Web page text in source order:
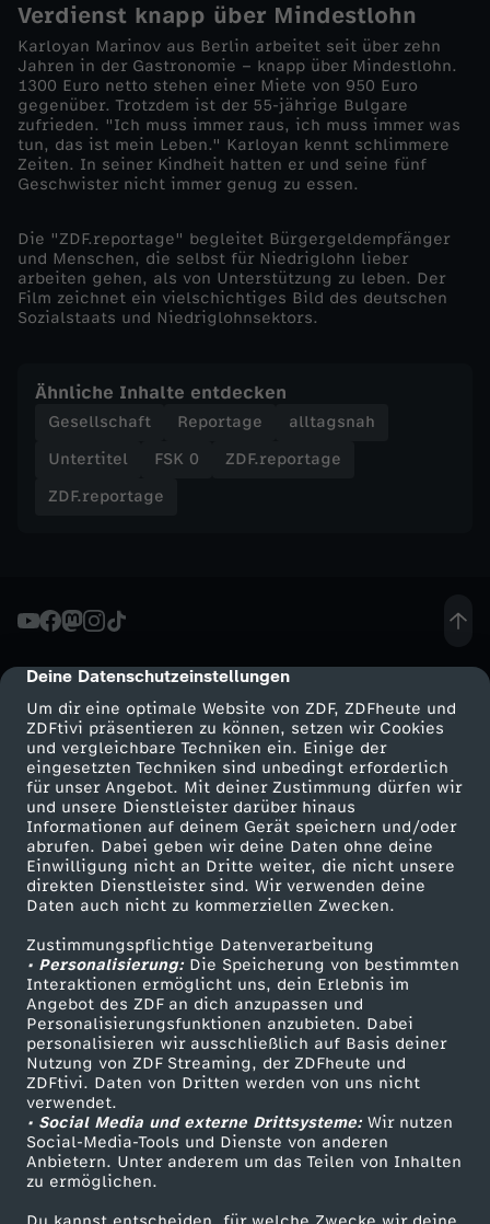
cmp-dialog-description
Deine Datenschutzeinstellungen
Um dir eine optimale Website von ZDF, ZDFheute und
ZDFtivi präsentieren zu können, setzen wir Cookies
und vergleichbare Techniken ein. Einige der
eingesetzten Techniken sind unbedingt erforderlich
für unser Angebot. Mit deiner Zustimmung dürfen wir
und unsere Dienstleister darüber hinaus
Informationen auf deinem Gerät speichern und/oder
abrufen. Dabei geben wir deine Daten ohne deine
Einwilligung nicht an Dritte weiter, die nicht unsere
direkten Dienstleister sind. Wir verwenden deine
Daten auch nicht zu kommerziellen Zwecken.
Zustimmungspflichtige Datenverarbeitung
• Personalisierung:Die Speicherung von bestimmten
Interaktionen ermöglicht uns, dein Erlebnis im
Angebot des ZDF an dich anzupassen und
Personalisierungsfunktionen anzubieten. Dabei
personalisieren wir ausschließlich auf Basis deiner
Nutzung von ZDF Streaming, der ZDFheute und
ZDFtivi. Daten von Dritten werden von uns nicht
verwendet.
• Social Media und externe Drittsysteme:Wir nutzen
Social-Media-Tools und Dienste von anderen
Anbietern. Unter anderem um das Teilen von Inhalten
zu ermöglichen.
b
e
i
t
e
n
Verdienst knapp über Mindestlohn
Karloyan Marinov aus Berlin arbeitet seit über zehn
Jahren in der Gastronomie – knapp über Mindestlohn.
1300 Euro netto stehen einer Miete von 950 Euro
gegenüber. Trotzdem ist der 55-jährige Bulgare
zufrieden. "Ich muss immer raus, ich muss immer was
tun, das ist mein Leben." Karloyan kennt schlimmere
Zeiten. In seiner Kindheit hatten er und seine fünf
Geschwister nicht immer genug zu essen.
Die "ZDF.reportage" begleitet Bürgergeldempfänger
und Menschen, die selbst für Niedriglohn lieber
arbeiten gehen, als von Unterstützung zu leben. Der
Film zeichnet ein vielschichtiges Bild des deutschen
Sozialstaats und Niedriglohnsektors.
Ähnliche Inhalte entdecken
Gesellschaft Reportage
alltagsnah
Untertitel
FSK 0
ZDF.reportage
ZDF.reportage
Mehr ZDF
ZDF-Apps
Smart TV
ZDFtext
Livestreams
Sendungen A-Z
TV-Programm
Service
ZDFmitreden
Kontakt zum ZDF
Tickets
Zuschauerservice
Hilfe
ZDF Unternehmen
Karriere